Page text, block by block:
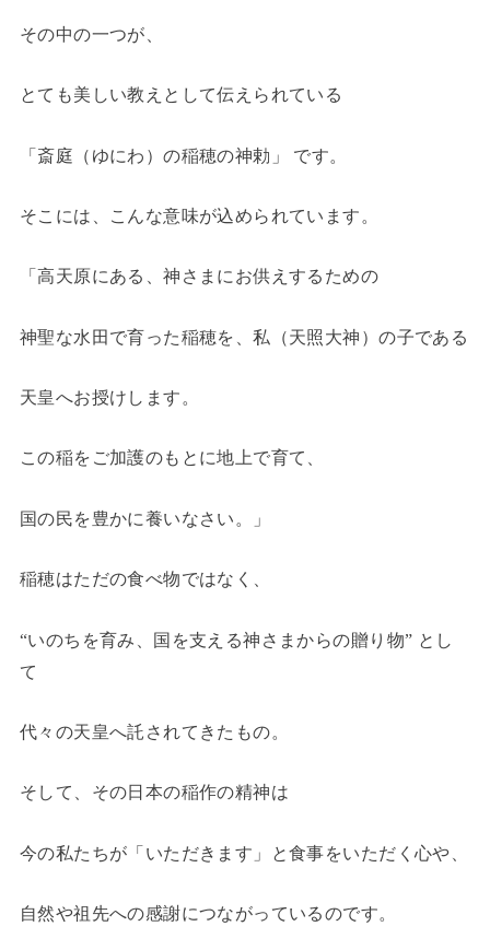
その中の一つが、
とても美しい教えとして伝えられている
「斎庭（ゆにわ）の稲穂の神勅」 です。
そこには、こんな意味が込められています。
「高天原にある、神さまにお供えするための
神聖な水田で育った稲穂を、私（天照大神）の子である
天皇へお授けします。
この稲をご加護のもとに地上で育て、
国の民を豊かに養いなさい。」
稲穂はただの食べ物ではなく、
“いのちを育み、国を支える神さまからの贈り物” とし
て
代々の天皇へ託されてきたもの。
そして、その日本の稲作の精神は
今の私たちが「いただきます」と食事をいただく心や、
自然や祖先への感謝につながっているのです。